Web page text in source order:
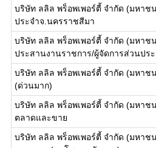
บริษัท ลลิล พร็อพเพอร์ตี้ จำกัด (มหาช
ประจำจ.นครราชสีมา
บริษัท ลลิล พร็อพเพอร์ตี้ จำกัด (มหาช
ประสานงานราชการ/ผู้จัดการส่วนปร
บริษัท ลลิล พร็อพเพอร์ตี้ จำกัด (มหาช
(ด่วนมาก)
บริษัท ลลิล พร็อพเพอร์ตี้ จำกัด (มหาช
ตลาดและขาย
บริษัท ลลิล พร็อพเพอร์ตี้ จำกัด (มหาช